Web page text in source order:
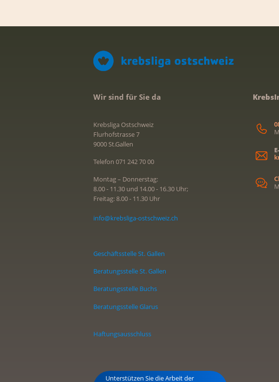
Wir sind für Sie da
Krebsliga Ostschweiz
Flurhofstrasse 7
9000 St.Gallen
Telefon 071 242 70 00
Montag – Donnerstag:
8.00 - 11.30 und 14.00 - 16.30 Uhr;
Freitag: 8.00 - 11.30 Uhr
info@krebsliga-ostschweiz.ch
Geschäftsstelle St. Gallen
Beratungsstelle St. Gallen
Beratungsstelle Buchs
Beratungsstelle Glarus
Haftungsausschluss
Unterstützen Sie die Arbeit der